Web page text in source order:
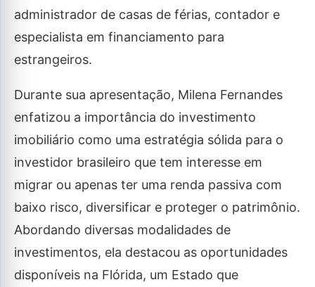
administrador de casas de férias, contador e
especialista em financiamento para
estrangeiros.
Durante sua apresentação, Milena Fernandes
enfatizou a importância do investimento
imobiliário como uma estratégia sólida para o
investidor brasileiro que tem interesse em
migrar ou apenas ter uma renda passiva com
baixo risco, diversificar e proteger o patrimônio.
Abordando diversas modalidades de
investimentos, ela destacou as oportunidades
disponíveis na Flórida, um Estado que